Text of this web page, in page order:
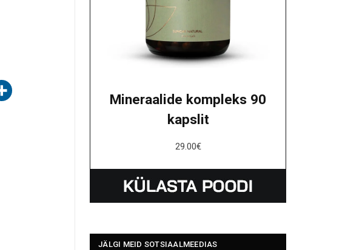
Mineraalide kompleks 90
kapslit
29.00€
JÄLGI MEID SOTSIAALMEEDIAS